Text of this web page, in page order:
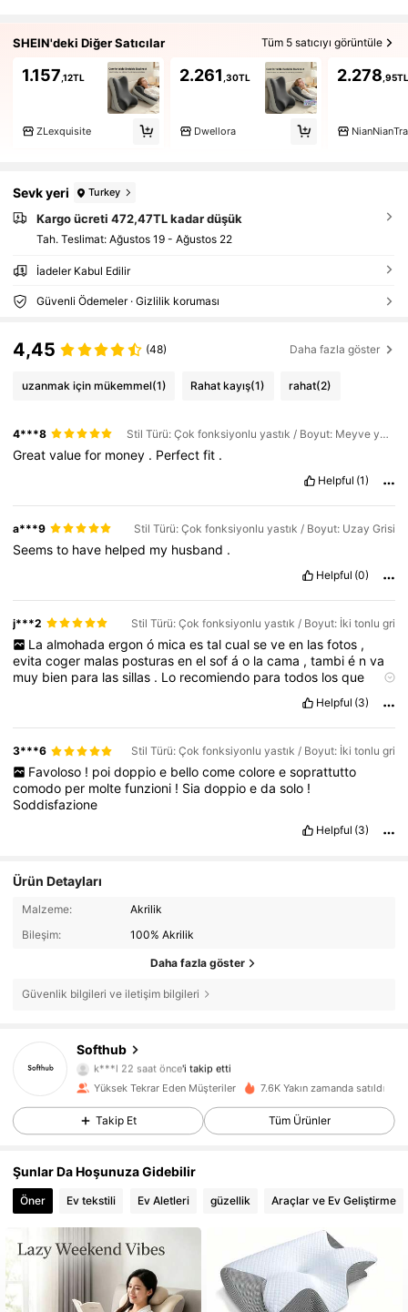
SHEIN'deki Diğer Satıcılar Tüm 5 satıcıyı görüntüle
1.157 ,12TL
ZLexquisite
2.261 ,30TL
Dwellora
2.278 ,95TL
Sevk yeri Turkey
Kargo ücreti 472,47TL kadar düşük
Tah. Teslimat: Ağustos 19 - Ağustos 22
İadeler Kabul Edilir
Güvenli Ödemeler · Gizlilik koruması
4,45 (48) Daha fazla göster
uzanmak için mükemmel(1) Rahat kayış(1) rahat(2)
4***8 Stil Türü: Çok fonksiyonlu yastık / Boyut: Meyve yeşili renk bloklama
Greatvaluefor money . Perfectfit .
Helpful (1)
a***9 Stil Türü: Çok fonksiyonlu yastık / Boyut: Uzay Grisi
Seemsto have helped my husband .
Helpful (0)
j***2 Stil Türü: Çok fonksiyonlu yastık / Boyut: İki tonlu gri
La almohada ergon ó mica es tal cual se ve en las fotos ,
evitacoger malas posturasenelsofáo lacama ,tambié nva
muy bien para lassillas . Lo recomiendo paratodos losque
Helpful (3)
3***6 Stil Türü: Çok fonksiyonlu yastık / Boyut: İki tonlu gri
Favoloso ! poi doppio e bello come colore e soprattutto
comodo per moltefunzioni ! Siadoppioedasolo !
Soddisfazione
Helpful (3)
Ürün Detayları
Malzeme:
Akrilik
Bileşim:
100% Akrilik
Daha fazla göster
Güvenlik bilgileri ve iletişim bilgileri
Softhub
4,63
104 Takipçiler
k***l 22 saat önce'i takip etti
4,63
104 Takipçiler
4,63 104 Takipçiler
4,63 104 Takipçiler
4,63 104 Takipçiler
104 Takipçiler
104 Takipçiler
Yüksek Tekrar Eden Müşteriler 7.6K Yakın zamanda satıldı
Takip Et Tüm Ürünler
Şunlar Da Hoşunuza Gidebilir
Öner Ev tekstili Ev Aletleri güzellik Araçlar ve Ev Geliştirme